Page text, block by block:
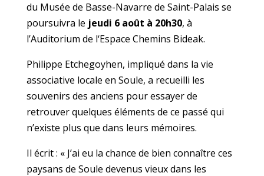
du Musée de Basse-Navarre de Saint-Palais se
poursuivra le jeudi 6 août à 20h30, à
l’Auditorium de l‘Espace Chemins Bideak.
Philippe Etchegoyhen, impliqué dans la vie
associative locale en Soule, a recueilli les
souvenirs des anciens pour essayer de
retrouver quelques éléments de ce passé qui
n’existe plus que dans leurs mémoires.
Il écrit : « J’ai eu la chance de bien connaître ces
paysans de Soule devenus vieux dans les